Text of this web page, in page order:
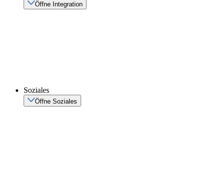
Öffne Integration
Soziales
Öffne Soziales